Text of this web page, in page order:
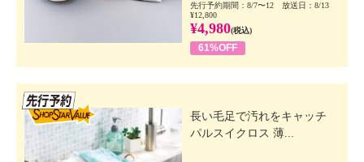
先行予約期間：8/7〜12 放送日：8/13
¥12,800
¥4,980(税込)
61%OFF
長い毛足で汚れをキャッチ
パルスイクロス 薄...